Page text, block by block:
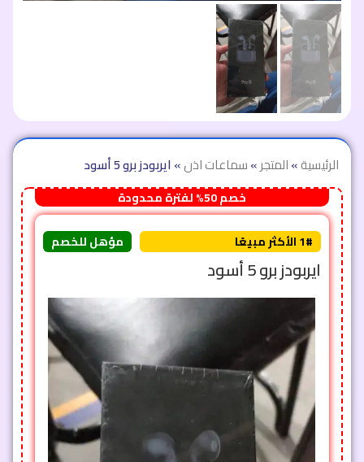
الرئيسية»المتجر»سماعات اذن» ايربودز برو 5 أسود
خصم 50% لفترة محدودة
1# الأكثر مبيعًا مؤهل للخصم
ايربودز برو 5 أسود